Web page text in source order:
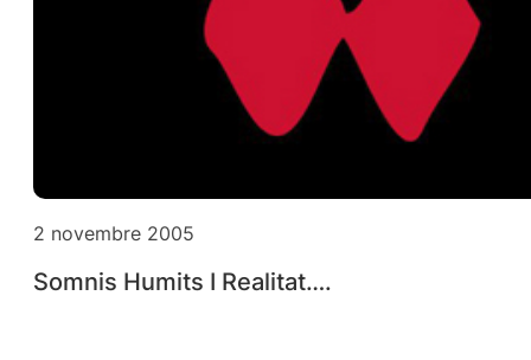
2 novembre 2005
Somnis Humits I Realitat….